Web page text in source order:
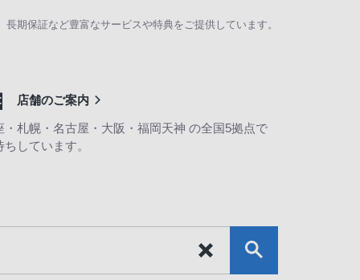
期保証など豊富なサービスや特典をご提供しています。
店舗のご案内
・札幌・名古屋・大阪・福岡天神 の全国5拠点で
ちしています。